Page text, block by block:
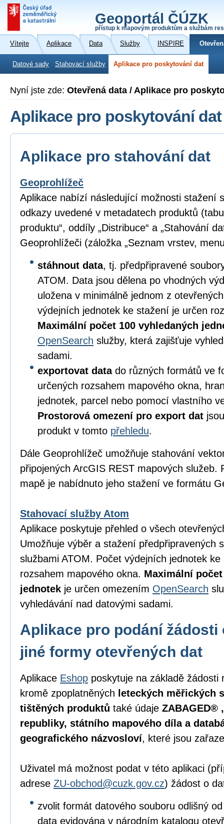
Geoportál ČÚZK
přístup k mapovým produktům a službám
Vítejte Aplikace Data Služby INSPIRE
Datové sady Stahovací služby Aplikace pro poskytování dat
Nyní jste zde: Otevřená data / Aplikace pro
Aplikace pro poskytování dat
Aplikace pro stahování dat
Geoprohlížeč
Aplikace nabízí následující možnosti stažení
odkazy uvedené v metadatech produktů
produktu“, oddíly „Distribuce“ a „Stahování
Geoprohlížeči (záložka „Seznam vrstev,
stáhnout data, tj. předpřipravené
ATOM. Data jsou dělena po vhodných
uložena v minimálně jednom z
výdejních jednotek ke stažení je určen
Maximální počet 100 vyhledaných
OpenSearch služby, která zajišťuje
sadami.
exportovat datado různých formátů ve
určených rozsahem mapového okna,
jednotek, parcel nebo pomocí vlastního
Prostorová omezení pro export dat
produkt v tomto přehledu.
Dále Geoprohlížeč umožňuje stahování
připojených ArcGIS REST mapových služeb.
mapě je nabídnuto jeho stažení ve formátu
Stahovací služby Atom
Aplikace poskytuje přehled o všech
Umožňuje výběr a stažení předpřipravených
službami ATOM. Počet výdejních jednotek
rozsahem mapového okna. Maximální
jednotek je určen omezením OpenSearch
vyhledávání nad datovými sadami.
Aplikace pro podání
jiné formy otevřených dat
Aplikace Eshop poskytuje na základě žádosti
kromě zpoplatněných leteckých měřických
tištěných produktů také údaje ZABAGED®
republiky, státního mapového díla a
geografického názvosloví, které jsou
Uživatel má možnost podat v této aplikaci
adrese ZU-obchod@cuzk.gov.cz) žádost o
zvolit formát datového souboru odlišný
data evidována v národním katalogu